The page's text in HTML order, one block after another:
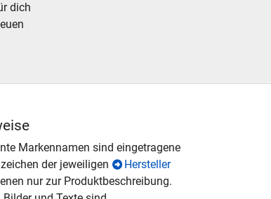
dich
Markennamen sind eingetragene
der jeweiligen
Hersteller
nur zur Produktbeschreibung.